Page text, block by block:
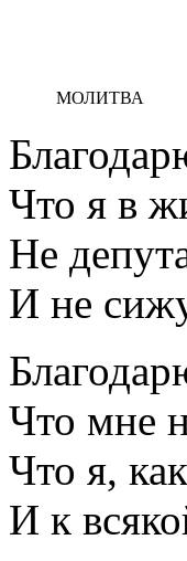
МОЛИТВА
Что я в
Не
И не
Что мне
Что я,
И к